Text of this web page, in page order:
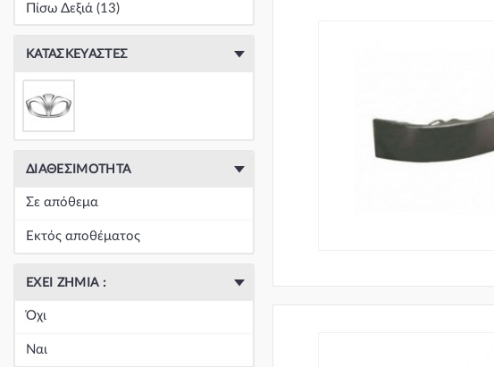
Πίσω Δεξιά (13)
ΚΑΤΑΣΚΕΥΑΣΤΈΣ
ΔΙΑΘΕΣΙΜΌΤΗΤΑ
Σε απόθεμα
Εκτός αποθέματος
ΈΧΕΙ ΖΗΜΙΆ :
Όχι
Ναι